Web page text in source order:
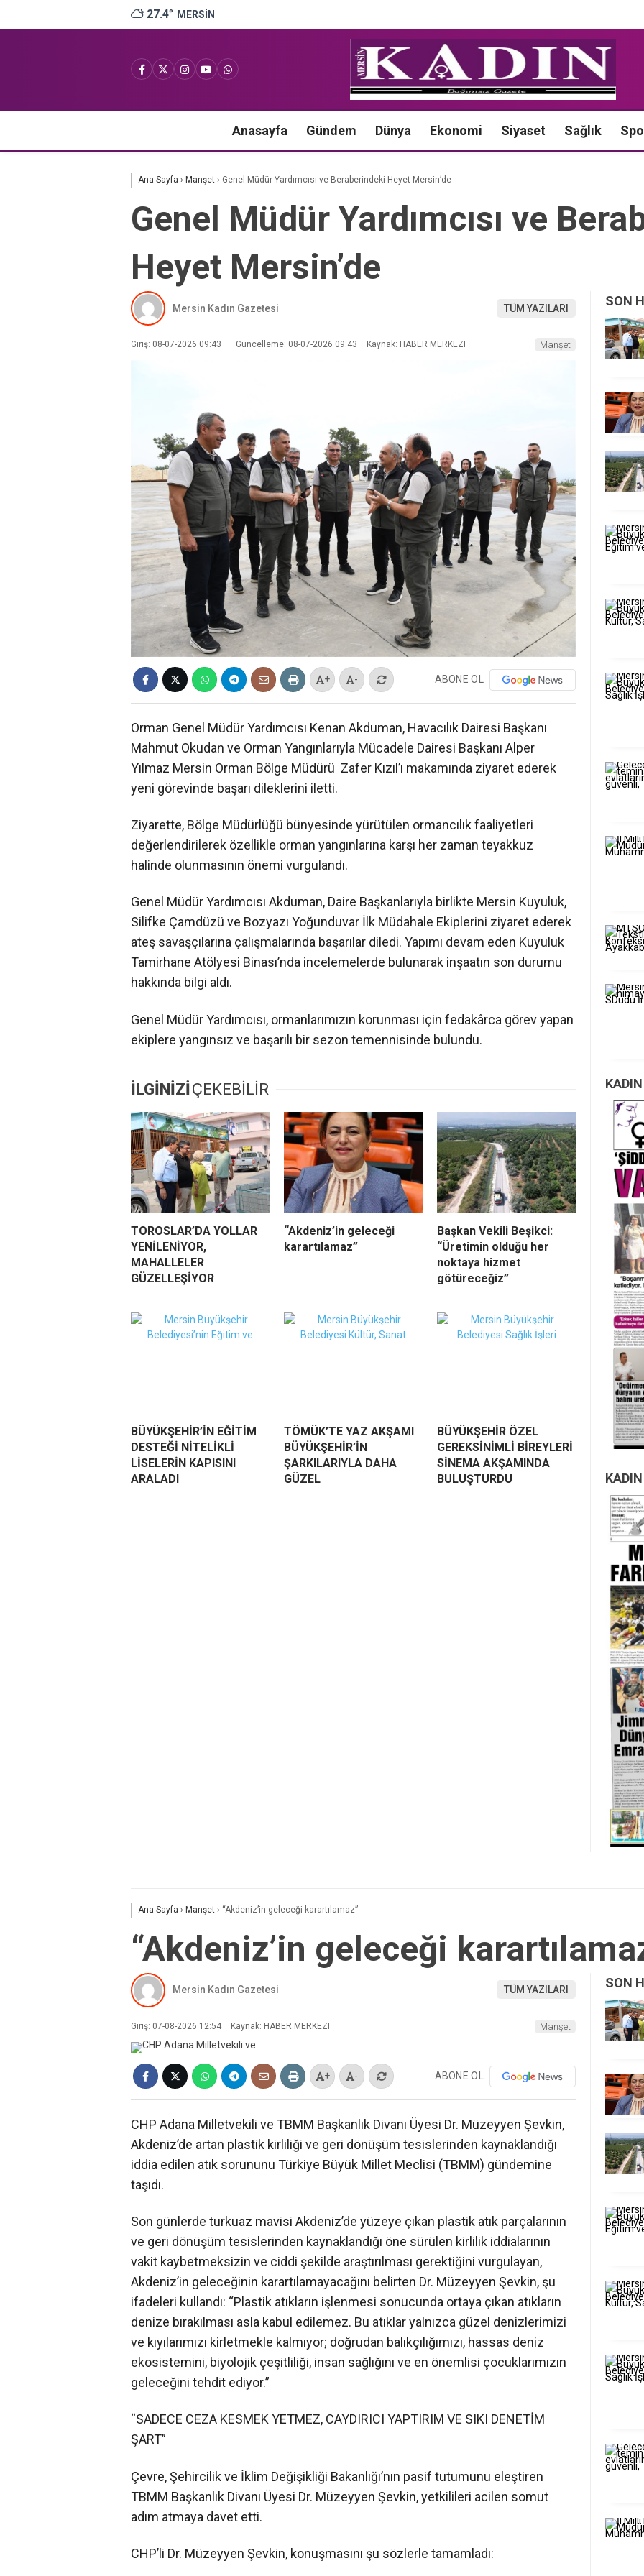
27.4° MERSIN
Anasayfa Gündem Dünya Ekonomi Siyaset Sağlık
Ana Sayfa › Manşet › Genel Müdür Yardımcısı ve Beraberindeki Heyet Mersin’de
Genel Müdür Yardımcısı ve
Heyet Mersin’de
Mersin Kadın Gazetesi TÜM YAZILARI
Giriş: 08-07-2026 09:43 Güncelleme: 08-07-2026 09:43 Kaynak: HABER MERKEZI Manşet
+ - ABONE OL
Orman Genel Müdür Yardımcısı Kenan Akduman, Havacılık Dairesi Başkanı
Mahmut Okudan ve Orman Yangınlarıyla Mücadele Dairesi Başkanı Alper
Yılmaz Mersin Orman Bölge Müdürü Zafer Kızıl’ı makamında ziyaret ederek
yeni görevinde başarı dileklerini iletti.
Ziyarette, Bölge Müdürlüğü bünyesinde yürütülen ormancılık faaliyetleri
değerlendirilerek özellikle orman yangınlarına karşı her zaman teyakkuz
halinde olunmasının önemi vurgulandı.
Genel Müdür Yardımcısı Akduman, Daire Başkanlarıyla birlikte Mersin Kuyuluk,
Silifke Çamdüzü ve Bozyazı Yoğunduvar İlk Müdahale Ekiplerini ziyaret ederek
ateş savaşçılarına çalışmalarında başarılar diledi. Yapımı devam eden Kuyuluk
Tamirhane Atölyesi Binası’nda incelemelerde bulunarak inşaatın son durumu
hakkında bilgi aldı.
Genel Müdür Yardımcısı, ormanlarımızın korunması için fedakârca görev yapan
ekiplere yangınsız ve başarılı bir sezon temennisinde bulundu.
İLGİNİZİÇEKEBİLİR
TOROSLAR’DA YOLLAR
YENİLENİYOR,
MAHALLELER
GÜZELLEŞİYOR
“Akdeniz’in geleceği
karartılamaz”
Başkan Vekili Beşikci:
“Üretimin olduğu her
noktaya hizmet
götüreceğiz”
BÜYÜKŞEHİR’İN EĞİTİM
DESTEĞİ NİTELİKLİ
LİSELERİN KAPISINI
ARALADI
TÖMÜK’TE YAZ AKŞAMI
BÜYÜKŞEHİR’İN
ŞARKILARIYLA DAHA
GÜZEL
BÜYÜKŞEHİR ÖZEL
GEREKSİNİMLİ BİREYLERİ
SİNEMA AKŞAMINDA
BULUŞTURDU
SON
KADIN
Ana Sayfa › Manşet › “Akdeniz’in geleceği karartılamaz”
“Akdeniz’in geleceği
Mersin Kadın Gazetesi TÜM YAZILARI
Giriş: 07-08-2026 12:54 Kaynak: HABER MERKEZI Manşet
+ - ABONE OL
CHP Adana Milletvekili ve TBMM Başkanlık Divanı Üyesi Dr. Müzeyyen Şevkin,
Akdeniz’de artan plastik kirliliği ve geri dönüşüm tesislerinden kaynaklandığı
iddia edilen atık sorununu Türkiye Büyük Millet Meclisi (TBMM) gündemine
taşıdı.
Son günlerde turkuaz mavisi Akdeniz’de yüzeye çıkan plastik atık parçalarının
ve geri dönüşüm tesislerinden kaynaklandığı öne sürülen kirlilik iddialarının
vakit kaybetmeksizin ve ciddi şekilde araştırılması gerektiğini vurgulayan,
Akdeniz’in geleceğinin karartılamayacağını belirten Dr. Müzeyyen Şevkin, şu
ifadeleri kullandı: “Plastik atıkların işlenmesi sonucunda ortaya çıkan atıkların
denize bırakılması asla kabul edilemez. Bu atıklar yalnızca güzel denizlerimizi
ve kıyılarımızı kirletmekle kalmıyor; doğrudan balıkçılığımızı, hassas deniz
ekosistemini, biyolojik çeşitliliği, insan sağlığını ve en önemlisi çocuklarımızın
geleceğini tehdit ediyor.”
“SADECE CEZA KESMEK YETMEZ, CAYDIRICI YAPTIRIM VE SIKI DENETİM
ŞART”
Çevre, Şehircilik ve İklim Değişikliği Bakanlığı’nın pasif tutumunu eleştiren
TBMM Başkanlık Divanı Üyesi Dr. Müzeyyen Şevkin, yetkilileri acilen somut
adım atmaya davet etti.
CHP’li Dr. Müzeyyen Şevkin, konuşmasını şu sözlerle tamamladı:
SON